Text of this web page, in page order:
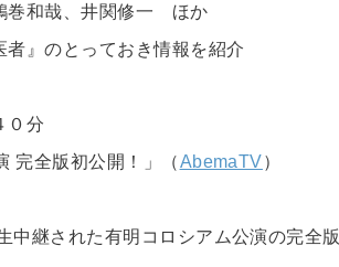
巻和哉、井関修一 ほか
者』のとっておき情報を紹介
０分
完全版初公開！」（AbemaTV）
中継された有明コロシアム公演の完全版